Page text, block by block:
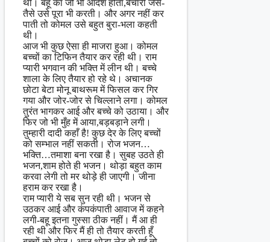
थी। बहू का जो भी आदेश होता,बेचारी जैसे-
तैसे उसे पूरा भी करती। और अगर नहीं कर
पाती तो कोमल उसे बहुत बुरा-भला कहती
थी।
आज भी कुछ ऐसा ही माजरा हुआ। कोमल
बच्चों का टिफिन तैयार कर रही थी। राम
प्यारी भगवान की भक्ति में लीन थी। बच्चे
शाला के लिए तैयार हो रहे थे। अचानक
छोटा बेटा मोनू बाथरूम में फिसल कर गिर
गया और जोर-जोर से चिल्लाने लगा। कोमल
तुरंत भागकर आई और बच्चे को उठाया। और
फिर जो भी मुँह में आया,बड़बड़ाने लगी।
तुम्हारी दादी कहाँ है! कुछ देर के लिए बच्चों
को सम्भाल नहीं सकती। रोज भजन…
भक्ति…तमाशा बना रखा है। सुबह उठते ही
भजन,शाम होते ही भजन। थोड़ा बहुत काम
करवा लेगी तो मर थोड़े ही जाएगी। जीना
हराम कर रखा है।
राम प्यारी ये सब सुन रही थी। भजन से
उठकर आई और कंपकंपाती आवाज में कहने
लगी-बहू इतना गुस्सा ठीक नहीं। मैं आ ही
रही थी और फिर मैं ही तो तैयार करती हूँ